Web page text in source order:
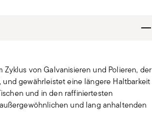
von Galvanisieren und Polieren, der
gewährleistet eine längere Haltbarkeit
und in den raffiniertesten
und lang anhaltenden